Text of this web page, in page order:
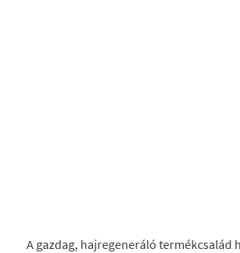
A gazdag, hajregeneráló